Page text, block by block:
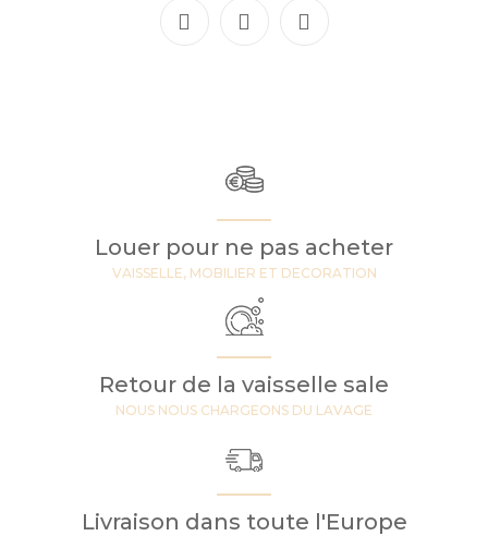
Louer pour ne pas acheter
VAISSELLE, MOBILIER ET DECORATION
Retour de la vaisselle sale
NOUS NOUS CHARGEONS DU LAVAGE
Livraison dans toute l'Europe